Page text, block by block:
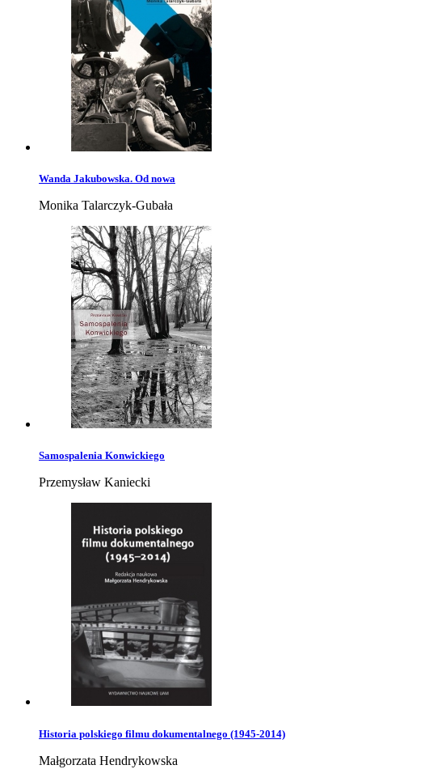
Wanda Jakubowska. Od nowa
Monika Talarczyk-Gubała
Samospalenia Konwickiego
Przemysław Kaniecki
Historia polskiego filmu dokumentalnego (1945-2014)
Małgorzata Hendrykowska